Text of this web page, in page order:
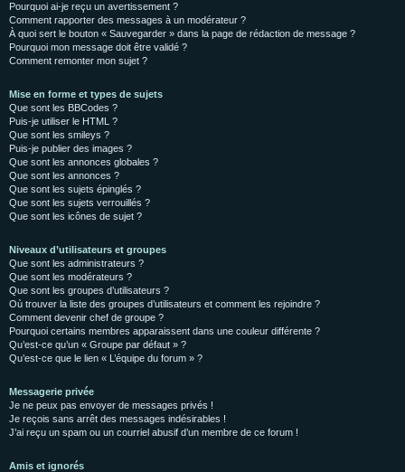
Pourquoi ai-je reçu un avertissement ?
Comment rapporter des messages à un modérateur ?
À quoi sert le bouton « Sauvegarder » dans la page de rédaction de message ?
Pourquoi mon message doit être validé ?
Comment remonter mon sujet ?
Mise en forme et types de sujets
Que sont les BBCodes ?
Puis-je utiliser le HTML ?
Que sont les smileys ?
Puis-je publier des images ?
Que sont les annonces globales ?
Que sont les annonces ?
Que sont les sujets épinglés ?
Que sont les sujets verrouillés ?
Que sont les icônes de sujet ?
Niveaux d’utilisateurs et groupes
Que sont les administrateurs ?
Que sont les modérateurs ?
Que sont les groupes d’utilisateurs ?
Où trouver la liste des groupes d’utilisateurs et comment les rejoindre ?
Comment devenir chef de groupe ?
Pourquoi certains membres apparaissent dans une couleur différente ?
Qu’est-ce qu’un « Groupe par défaut » ?
Qu’est-ce que le lien « L’équipe du forum » ?
Messagerie privée
Je ne peux pas envoyer de messages privés !
Je reçois sans arrêt des messages indésirables !
J’ai reçu un spam ou un courriel abusif d’un membre de ce forum !
Amis et ignorés